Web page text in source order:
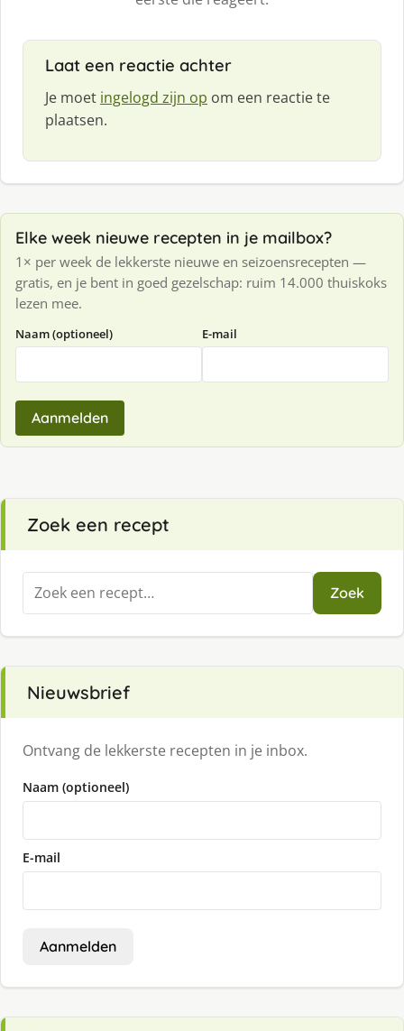
Laat een reactie achter
Je moet ingelogd zijn op om een reactie te
plaatsen.
Elke week nieuwe recepten in je mailbox?
1× per week de lekkerste nieuwe en seizoensrecepten —
gratis, en je bent in goed gezelschap: ruim 14.000 thuiskoks
lezen mee.
Naam (optioneel) E-mail
Aanmelden
Zoek een recept
Zoeken
naar:
Zoek
Nieuwsbrief
Ontvang de lekkerste recepten in je inbox.
Naam (optioneel)
E-mail
Aanmelden